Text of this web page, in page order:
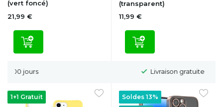
(vert foncé)
21,99 €
(transparent)
11,99 €
Livraison gratuite
1+1 Gratuit Soldes 13%